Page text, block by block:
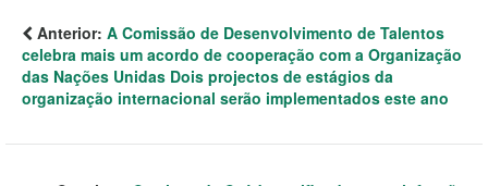
Anterior: A Comissão de Desenvolvimento de Talentos
celebra mais um acordo de cooperação com a Organização
das Nações Unidas Dois projectos de estágios da
organização internacional serão implementados este ano